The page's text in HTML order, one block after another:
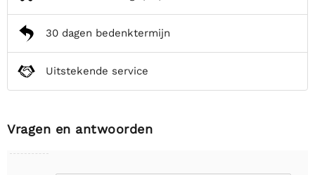
30 dagen bedenktermijn
Uitstekende service
Vragen en antwoorden